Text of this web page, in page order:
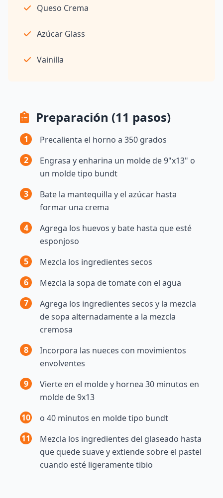
Queso Crema
Azúcar Glass
Vainilla
Preparación (11 pasos)
1
Precalienta el horno a 350 grados
2
Engrasa y enharina un molde de 9"x13" o
un molde tipo bundt
3
Bate la mantequilla y el azúcar hasta
formar una crema
4
Agrega los huevos y bate hasta que esté
esponjoso
5
Mezcla los ingredientes secos
6
Mezcla la sopa de tomate con el agua
7
Agrega los ingredientes secos y la mezcla
de sopa alternadamente a la mezcla
cremosa
8
Incorpora las nueces con movimientos
envolventes
9
Vierte en el molde y hornea 30 minutos en
molde de 9x13
10
o 40 minutos en molde tipo bundt
11
Mezcla los ingredientes del glaseado hasta
que quede suave y extiende sobre el pastel
cuando esté ligeramente tibio